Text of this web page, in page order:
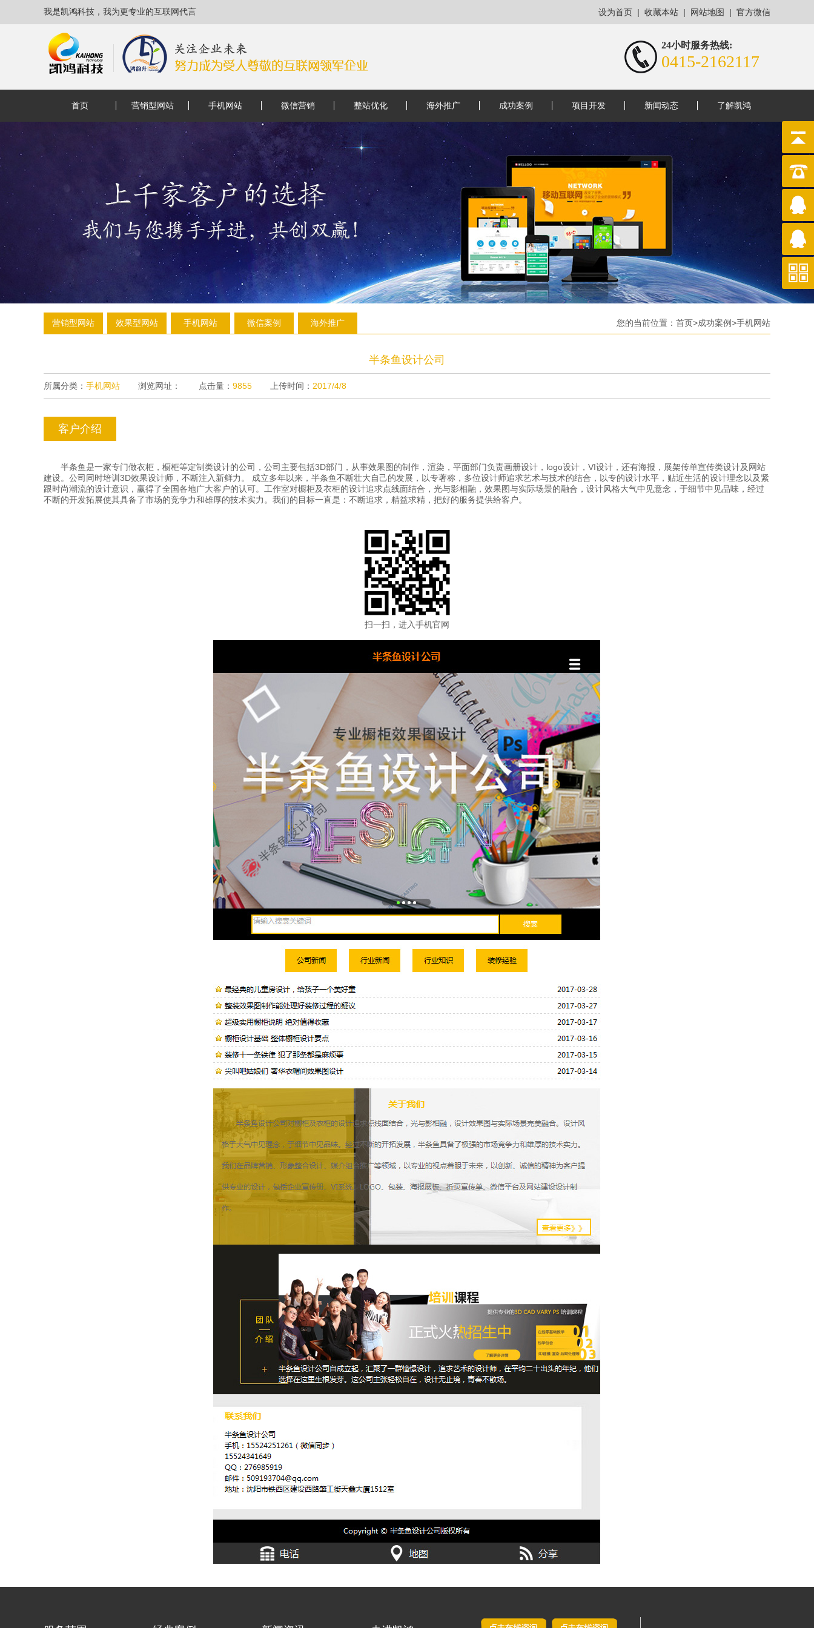
我是凯鸿科技，我为更专业的互联网代言 设为首页 | 收藏本站 | 网站地图 | 官方微信
24小时服务热线:
0415-2162117
首页 营销型网站 手机网站 微信营销 整站优化 海外推广 成功案例 项目开发 新闻动态 了解凯鸿
营销型网站 效果型网站 手机网站 微信案例 海外推广 您的当前位置： 首页>成功案例>手机网站
半条鱼设计公司
所属分类： 手机网站 浏览网址： 点击量： 9855 上传时间： 2017/4/8
客户介绍
半条鱼是一家专门做衣柜，橱柜等定制类设计的公司，公司主要包括3D部门，从事效果图的制作，渲染，平面部门负责画册设计，logo设计，VI设计，还有海报，展架传单宣传类设计及网站
建设。公司同时培训3D效果设计师，不断注入新鲜力。 成立多年以来，半条鱼不断壮大自己的发展，以专著称，多位设计师追求艺术与技术的结合，以专的设计水平，贴近生活的设计理念以及紧
跟时尚潮流的设计意识，赢得了全国各地广大客户的认可。工作室对橱柜及衣柜的设计追求点线面结合，光与影相融，效果图与实际场景的融合，设计风格大气中见意念，于细节中见品味，经过
不断的开发拓展使其具备了市场的竞争力和雄厚的技术实力。我们的目标一直是：不断追求，精益求精，把好的服务提供给客户。
扫一扫，进入手机官网